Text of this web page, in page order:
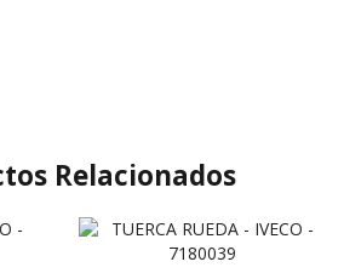
Relacionados